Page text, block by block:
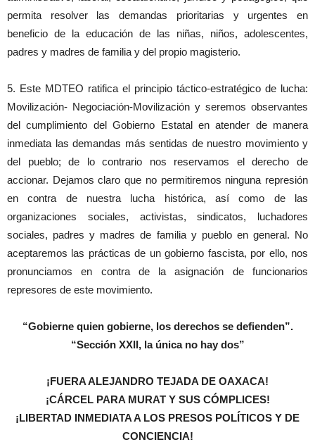
permita resolver las demandas prioritarias y urgentes en
beneficio de la educación de las niñas, niños, adolescentes,
padres y madres de familia y del propio magisterio.
5. Este MDTEO ratifica el principio táctico-estratégico de lucha:
Movilización- Negociación-Movilización y seremos observantes
del cumplimiento del Gobierno Estatal en atender de manera
inmediata las demandas más sentidas de nuestro movimiento y
del pueblo; de lo contrario nos reservamos el derecho de
accionar. Dejamos claro que no permitiremos ninguna represión
en contra de nuestra lucha histórica, así como de las
organizaciones sociales, activistas, sindicatos, luchadores
sociales, padres y madres de familia y pueblo en general. No
aceptaremos las prácticas de un gobierno fascista, por ello, nos
pronunciamos en contra de la asignación de funcionarios
represores de este movimiento.
“Gobierne quien gobierne, los derechos se defienden”.
“Sección XXII, la única no hay dos”
¡FUERA ALEJANDRO TEJADA DE OAXACA!
¡CÁRCEL PARA MURAT Y SUS CÓMPLICES!
¡LIBERTAD INMEDIATA A LOS PRESOS POLÍTICOS Y DE
CONCIENCIA!